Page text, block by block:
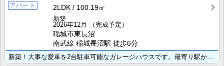
アパート
2LDK
100.19㎡
新築
2026年12月
（完成予定）
稲城市東長沼
南武線 稲城長沼駅 徒歩6分